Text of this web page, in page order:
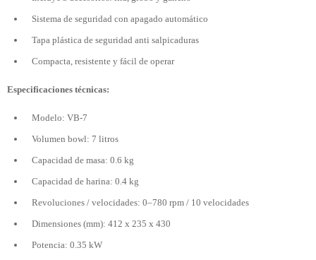
Sistema de seguridad con apagado automático
Tapa plástica de seguridad anti salpicaduras
Compacta, resistente y fácil de operar
Especificaciones técnicas:
Modelo: VB-7
Volumen bowl: 7 litros
Capacidad de masa: 0.6 kg
Capacidad de harina: 0.4 kg
Revoluciones / velocidades: 0–780 rpm / 10 velocidades
Dimensiones (mm): 412 x 235 x 430
Potencia: 0.35 kW